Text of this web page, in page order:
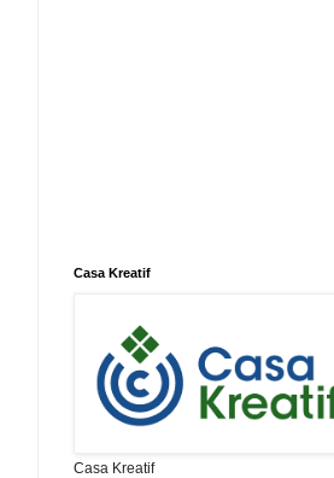
Casa Kreatif
Casa Kreatif